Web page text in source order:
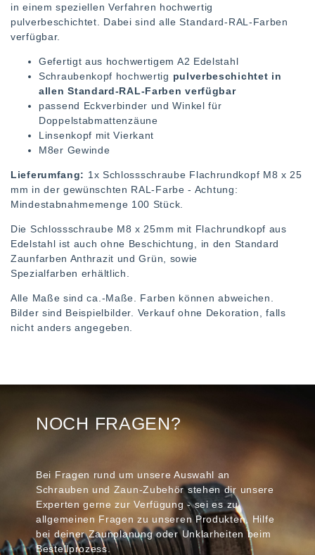
in einem speziellen Verfahren hochwertig
pulverbeschichtet. Dabei sind alle Standard-RAL-Farben
verfügbar.
Gefertigt aus hochwertigem A2 Edelstahl
Schraubenkopf hochwertig pulverbeschichtet in
allen Standard-RAL-Farben verfügbar
passend Eckverbinder und Winkel für
Doppelstabmattenzäune
Linsenkopf mit Vierkant
M8er Gewinde
Lieferumfang: 1x Schlossschraube Flachrundkopf M8 x 25
mm in der gewünschten RAL-Farbe - Achtung:
Mindestabnahmemenge 100 Stück.
Die Schlossschraube M8 x 25mm mit Flachrundkopf aus
Edelstahl ist auch ohne Beschichtung, in den Standard
Zaunfarben Anthrazit und Grün, sowie
Spezialfarben erhältlich.
Alle Maße sind ca.-Maße. Farben können abweichen.
Bilder sind Beispielbilder. Verkauf ohne Dekoration, falls
nicht anders angegeben.
NOCH FRAGEN?
Bei Fragen rund um unsere Auswahl an
Schrauben und Zaun-Zubehör stehen dir unsere
Experten gerne zur Verfügung - sei es zu
allgemeinen Fragen zu unseren Produkten, Hilfe
bei deiner Zaunplanung oder Unklarheiten beim
Bestellprozess.